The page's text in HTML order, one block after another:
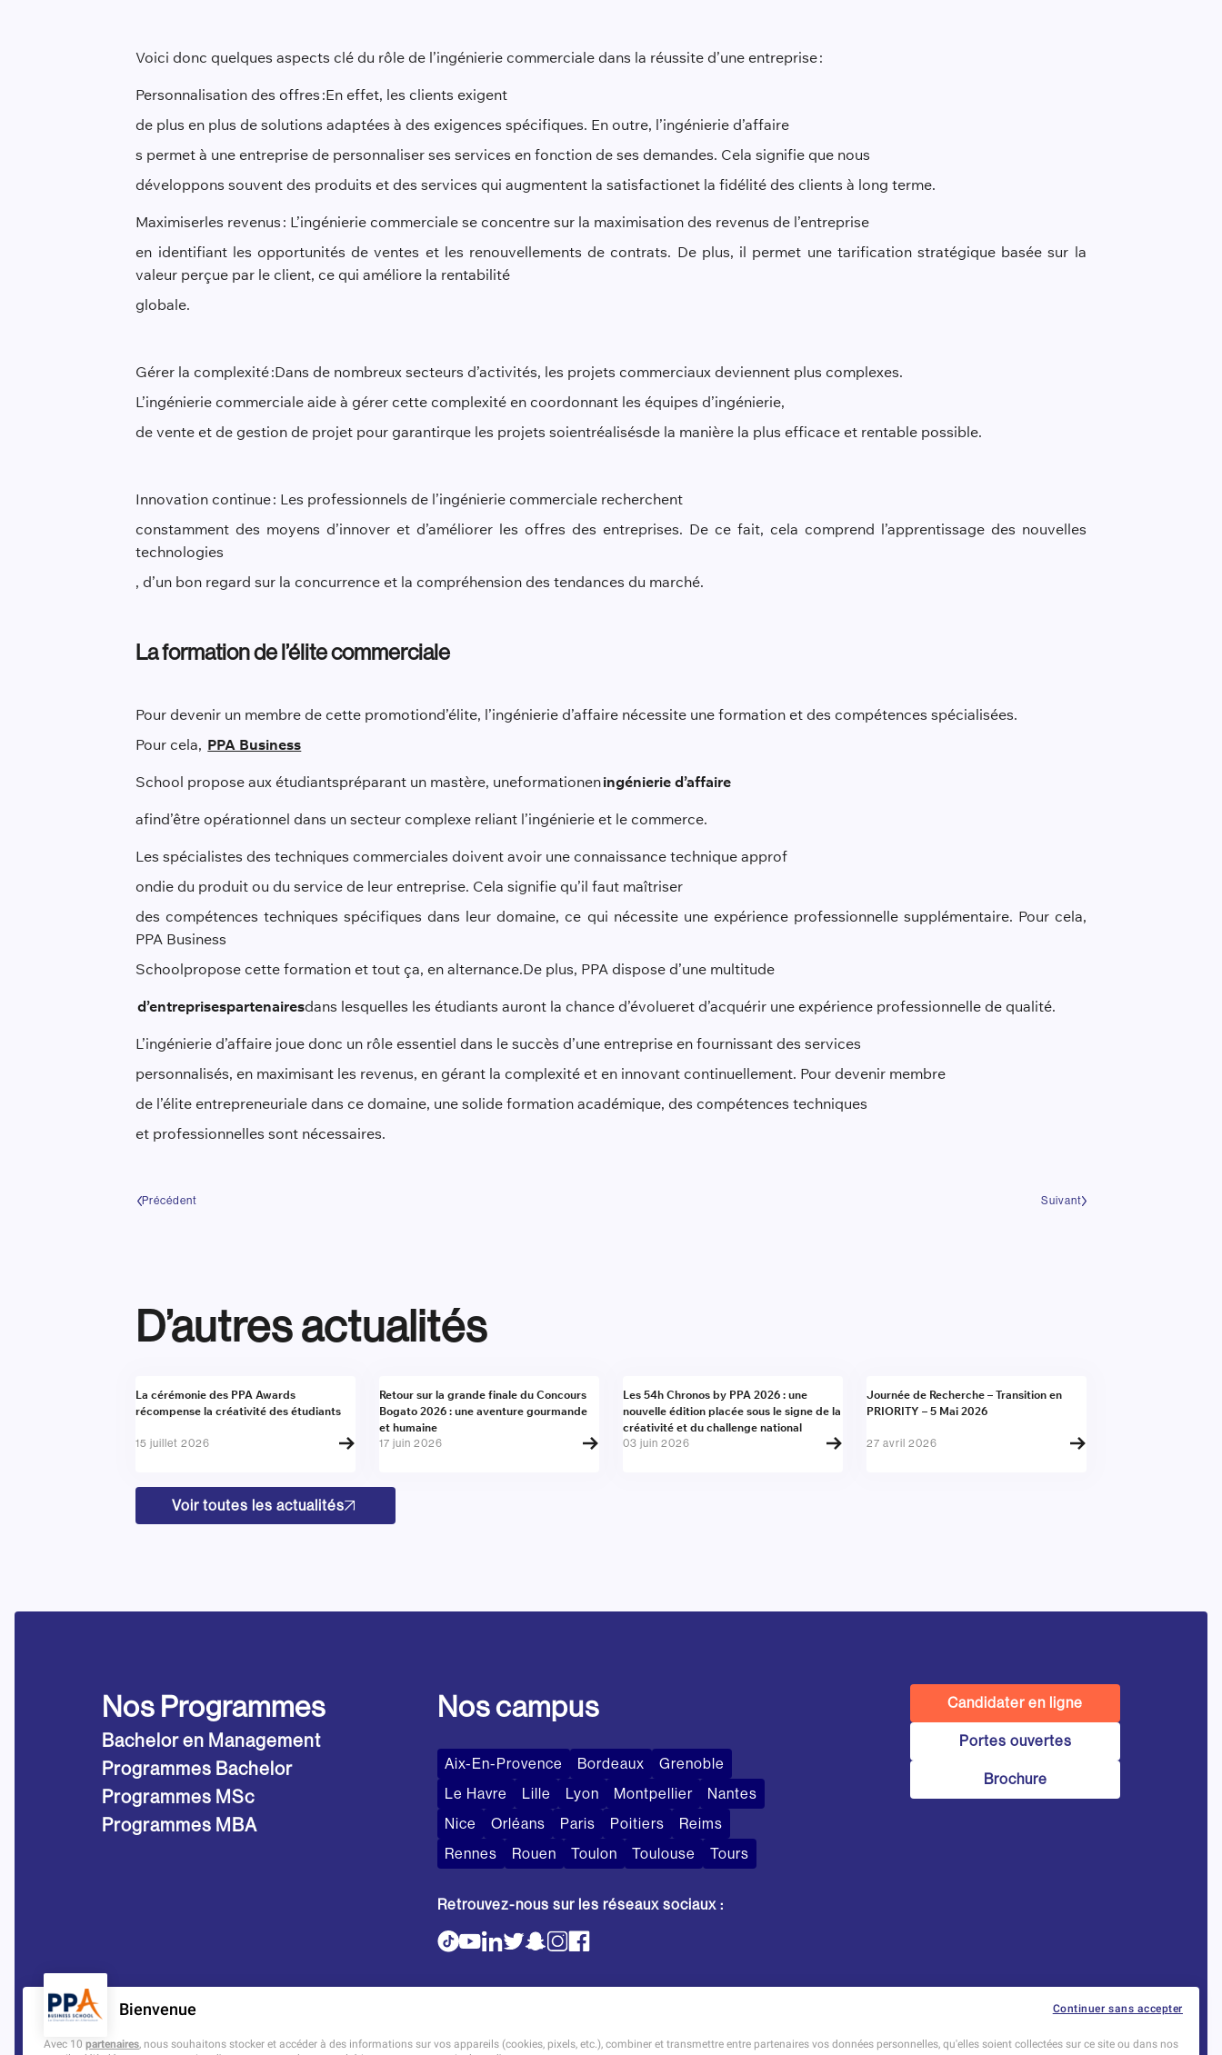
Voici donc quelques aspects clé du rôle de l’ingénierie commerciale dans la réussite d’une entreprise :
Personnalisation des offres :En effet, les clients exigent
de plus en plus de solutions adaptées à des exigences spécifiques. En outre, l’ingénierie d’affaire
s permet à une entreprise de personnaliser ses services en fonction de ses demandes. Cela signifie que nous
développons souvent des produits et des services qui augmentent la satisfactionet la fidélité des clients à long terme.
Maximiserles revenus : L’ingénierie commerciale se concentre sur la maximisation des revenus de l’entreprise
en identifiant les opportunités de ventes et les renouvellements de contrats. De plus, il permet une tarification stratégique basée sur la
valeur perçue par le client, ce qui améliore la rentabilité
globale.
Gérer la complexité :Dans de nombreux secteurs d’activités, les projets commerciaux deviennent plus complexes.
L’ingénierie commerciale aide à gérer cette complexité en coordonnant les équipes d’ingénierie,
de vente et de gestion de projet pour garantirque les projets soientréalisésde la manière la plus efficace et rentable possible.
Innovation continue : Les professionnels de l’ingénierie commerciale recherchent
constamment des moyens d’innover et d’améliorer les offres des entreprises. De ce fait, cela comprend l’apprentissage des nouvelles
technologies
, d’un bon regard sur la concurrence et la compréhension des tendances du marché.
La formation de l’élite commerciale
Pour devenir un membre de cette promotiond’élite, l’ingénierie d’affaire nécessite une formation et des compétences spécialisées.
Pour cela, PPA Business
School propose aux étudiantspréparant un mastère, uneformationeningénierie d’affaire
afind’être opérationnel dans un secteur complexe reliant l’ingénierie et le commerce.
Les spécialistes des techniques commerciales doivent avoir une connaissance technique approf
ondie du produit ou du service de leur entreprise. Cela signifie qu’il faut maîtriser
des compétences techniques spécifiques dans leur domaine, ce qui nécessite une expérience professionnelle supplémentaire. Pour cela,
PPA Business
Schoolpropose cette formation et tout ça, en alternance.De plus, PPA dispose d’une multitude
d’entreprisespartenairesdans lesquelles les étudiants auront la chance d’évolueret d’acquérir une expérience professionnelle de qualité.
L’ingénierie d’affaire joue donc un rôle essentiel dans le succès d’une entreprise en fournissant des services
personnalisés, en maximisant les revenus, en gérant la complexité et en innovant continuellement. Pour devenir membre
de l’élite entrepreneuriale dans ce domaine, une solide formation académique, des compétences techniques
et professionnelles sont nécessaires.
Précédent Suivant
D’autres actualités
Actualité
La cérémonie des PPA Awards
récompense la créativité des étudiants
15 juillet 2026
Actualité
Retour sur la grande finale du Concours
Bogato 2026 : une aventure gourmande
et humaine
17 juin 2026
Actualité
Les 54h Chronos by PPA 2026 : une
nouvelle édition placée sous le signe de la
créativité et du challenge national
03 juin 2026
Actualité
Journée de Recherche – Transition en
PRIORITY – 5 Mai 2026
27 avril 2026
Voir toutes les actualités
Nos Programmes
Bachelor en Management
Programmes Bachelor
Programmes MSc
Programmes MBA
Nos campus
Aix-En-Provence Bordeaux
Grenoble
Le Havre
Lille Lyon Montpellier
Nantes
Nice
Orléans Paris Poitiers
Reims
Rennes
Rouen Toulon Toulouse Tours
Retrouvez-nous sur les réseaux sociaux :
Candidater en ligne
Portes ouvertes
Brochure
Établissement d’Enseignement
Supérieur Technique Privé
Dernière mise à jour : Novembre 2025
Continuer sans accepter
Bienvenue
Avec 10 partenaires, nous souhaitons stocker et accéder à des informations sur vos appareils (cookies, pixels, etc.), combiner et transmettre entre partenaires vos données personnelles, qu'elles soient collectées sur ce site ou dans nos